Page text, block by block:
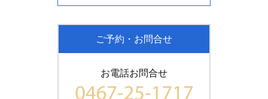
ご予約・お問合せ
お電話お問合せ